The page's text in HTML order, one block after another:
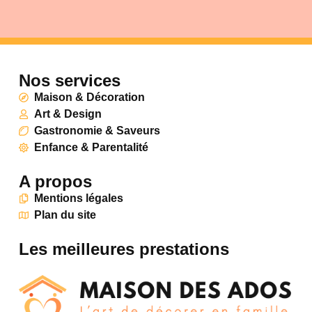
Nos services
Maison & Décoration
Art & Design
Gastronomie & Saveurs
Enfance & Parentalité
A propos
Mentions légales
Plan du site
Les meilleures prestations